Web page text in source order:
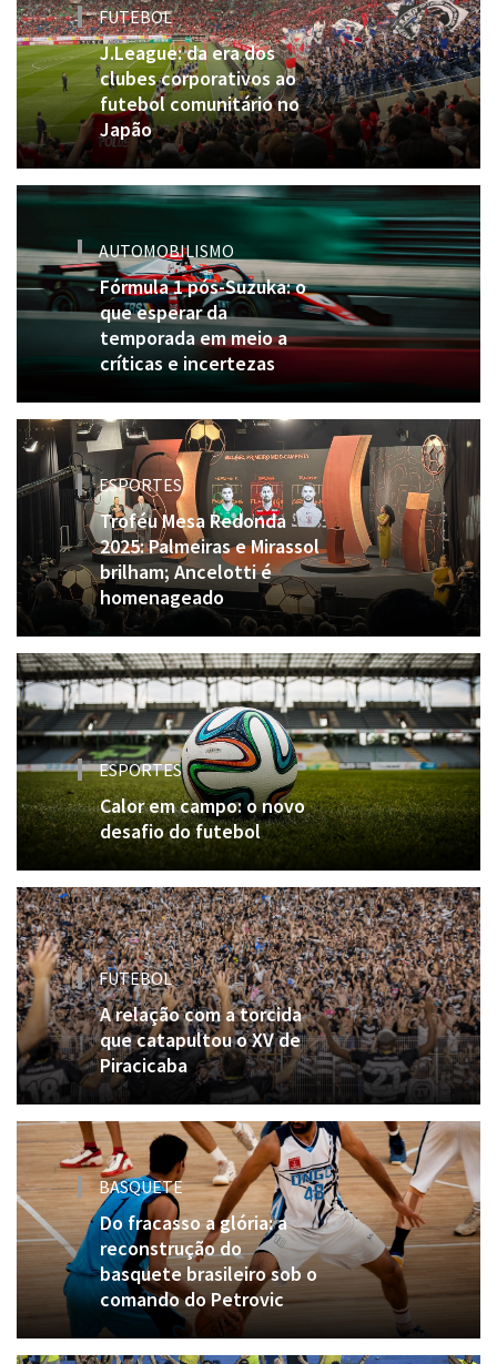
FUTEBOL
J.League: da era dos
clubes corporativos ao
futebol comunitário no
Japão
AUTOMOBILISMO
Fórmula 1 pós-Suzuka: o
que esperar da
temporada em meio a
críticas e incertezas
ESPORTES
Troféu Mesa Redonda
2025: Palmeiras e Mirassol
brilham; Ancelotti é
homenageado
ESPORTES
Calor em campo: o novo
desafio do futebol
FUTEBOL
A relação com a torcida
que catapultou o XV de
Piracicaba
BASQUETE
Do fracasso a glória: a
reconstrução do
basquete brasileiro sob o
comando do Petrovic